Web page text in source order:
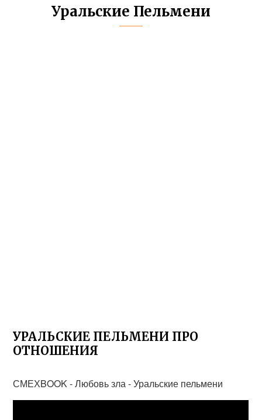
Уральские Пельмени
УРАЛЬСКИЕ ПЕЛЬМЕНИ ПРО
ОТНОШЕНИЯ
СМЕХBOOK - Любовь зла - Уральские пельмени